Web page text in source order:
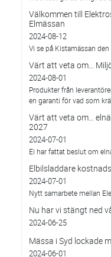
Välkommen till
Elmässan
2024-08-12
Vi se på Kistamässan
Värt att veta om...
2024-08-01
Produkter från
en garanti för vad som
Värt att veta om…
2027
2024-07-01
Ei har fattat beslut om
Elbilsladdare
2024-07-01
Nytt samarbete mellan
Nu har vi stängt ned
2024-06-25
Mässa i Syd lockade
2024-06-01